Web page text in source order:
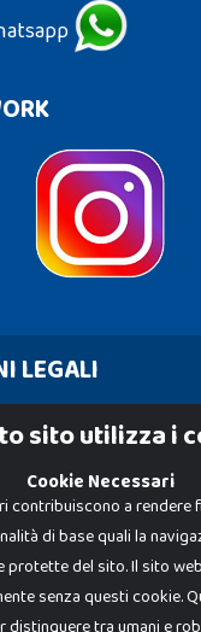
LEGALI
sito utilizza i
Cookie Necessari
contribuiscono a rendere
di base quali la
protette del sito. Il sito
senza questi cookie.